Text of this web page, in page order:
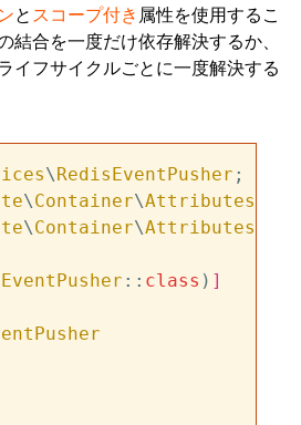
とスコープ付き 属性を使用するこ
結合を一度だけ依存解決するか、
イフサイクルごとに一度解決する
\RedisEventPusher
\Container\Attributes
\Container\Attributes
:: class ) ]